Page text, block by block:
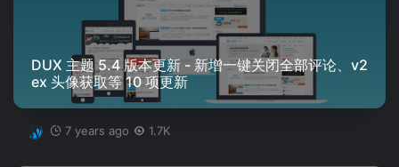
DUX 主题 5.4 版本更新 - 新增一键关闭全部评论、v2
ex 头像获取等 10 项更新
7 years ago 1.7K